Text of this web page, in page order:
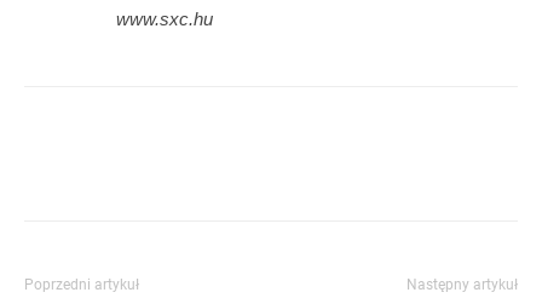
www.sxc.hu
Poprzedni artykuł Następny artykuł